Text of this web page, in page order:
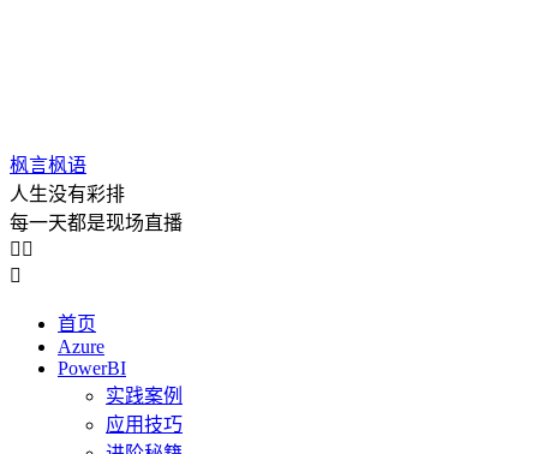
枫言枫语
人生没有彩排
每一天都是现场直播
 

首页
Azure
PowerBI
实践案例
应用技巧